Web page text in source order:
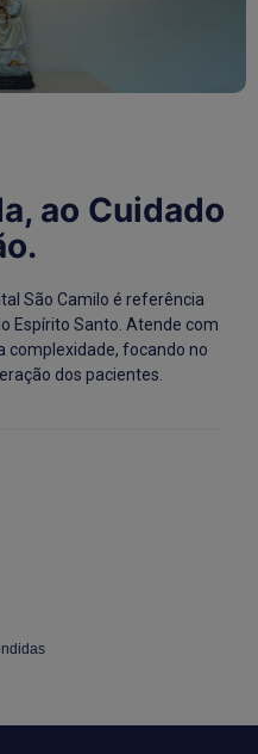
ao Cuidado
São Camilo é referência
Espírito Santo. Atende com
complexidade, focando no
dos pacientes.